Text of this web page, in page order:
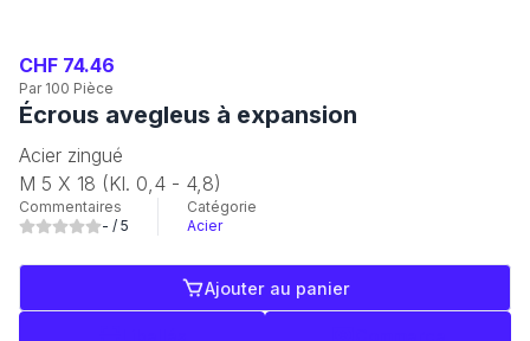
CHF 74.46
Par 100 Pièce
Écrous avegleus à expansion
Acier zingué
M 5 X 18 (Kl. 0,4 - 4,8)
Commentaires
- / 5
Catégorie
Acier
Ajouter au panier